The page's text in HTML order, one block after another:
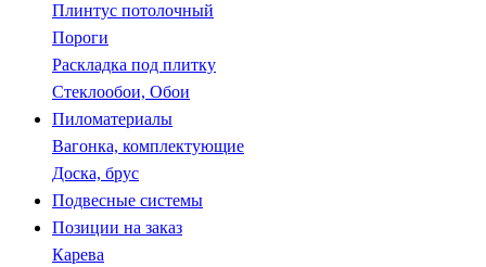
Плинтус потолочный
Пороги
Раскладка под плитку
Стеклообои, Обои
Пиломатериалы
Вагонка, комплектующие
Доска, брус
Подвесные системы
Позиции на заказ
Карева